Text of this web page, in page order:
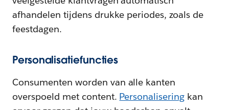
afhandelen tijdens drukke periodes, zoals de
feestdagen.
Personalisatiefuncties
Consumenten worden van alle kanten
overspoeld met content. Personalisering kan